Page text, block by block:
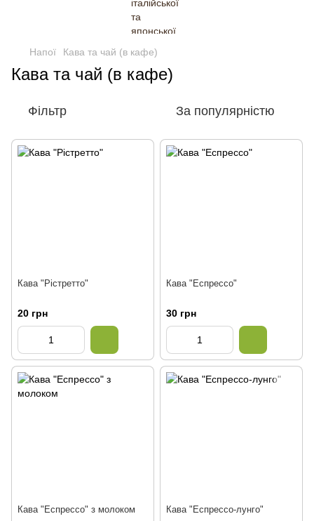
Напої Кава та чай (в кафе)
Кава та чай (в кафе)
Фільтр За популярністю
Кава "Рістретто"
20 грн
Кава "Еспрессо"
30 грн
Кава "Еспрессо" з молоком Кава "Еспрессо-лунго"